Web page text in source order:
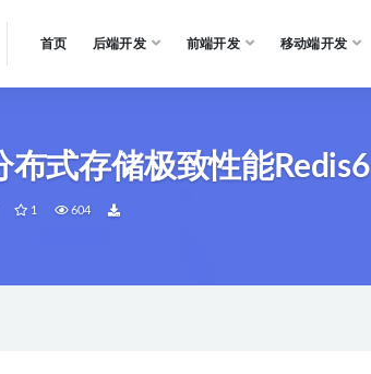
首页 后端开发 前端开发 移动端开发
布式存储极致性能Redis6
1 604